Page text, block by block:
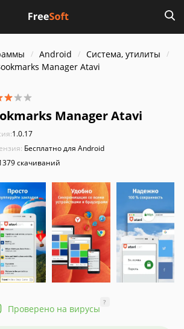
Android
Система, утилиты
Manager Atavi
Manager Atavi
1.0.17
Бесплатно для Android
скачиваний
Проверено на вирусы
?